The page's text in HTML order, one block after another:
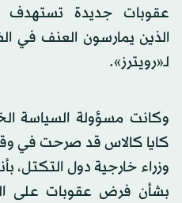
‌عقوبات جديدة ‌تستهدف
الذين يمارسون ⁠العنف في
لـ«رويترز».
وكانت مسؤولة السياسة
كايا ​كالاس قد صرحت في
‌وزراء خارجية ‌دول التكتل،
⁠بشأن فرض عقوبات على